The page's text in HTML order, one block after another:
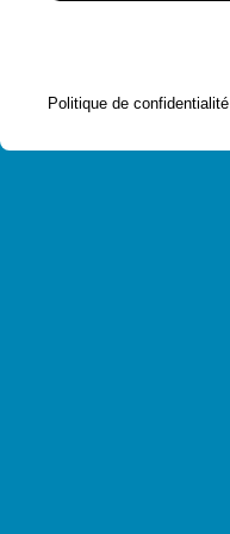
Politique de confidentialité